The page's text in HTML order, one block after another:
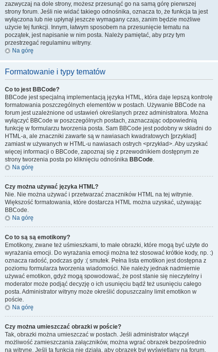
zazwyczaj na dole strony, możesz przesunąć go na samą górę pierwszej
strony forum. Jeśli nie widać takiego odnośnika, oznacza to, że funkcja ta jest
wyłączona lub nie upłynął jeszcze wymagany czas, zanim będzie możliwe
użycie tej funkcji. Innym, łatwym sposobem na przesunięcie tematu na
początek, jest napisanie w nim posta. Należy pamiętać, aby przy tym
przestrzegać regulaminu witryny.
Na górę
Formatowanie i typy tematów
Co to jest BBCode?
BBCode jest specjalną implementacją języka HTML, która daje lepszą kontrolę
formatowania poszczególnych elementów w postach. Używanie BBCode na
forum jest uzależnione od ustawień określanych przez administratora. Można
wyłączyć BBCode w poszczególnych postach, zaznaczając odpowiednią
funkcję w formularzu tworzenia posta. Sam BBCode jest podobny w składni do
HTML-a, ale znaczniki zawarte są w nawiasach kwadratowych [przykład]
zamiast w używanych w HTML-u nawiasach ostrych <przykład>. Aby uzyskać
więcej informacji o BBCode, zapoznaj się z przewodnikiem dostępnym ze
strony tworzenia posta po kliknięciu odnośnika BBCode.
Na górę
Czy można używać języka HTML?
Nie. Nie można używać i przetwarzać znaczników HTML na tej witrynie.
Większość formatowania, które dostarcza HTML można uzyskać, używając
BBCode.
Na górę
Co to są są emotikony?
Emotikony, zwane też uśmieszkami, to małe obrazki, które mogą być użyte do
wyrażania emocji. Do wyrażania emocji można też stosować krótkie kody, np. :)
oznacza radość, podczas gdy :( smutek. Pełna lista emotikon jest dostępna z
poziomu formularza tworzenia wiadomości. Nie należy jednak nadmiernie
używać emotikon, gdyż mogą spowodować, że post stanie się nieczytelny i
moderator może podjąć decyzję o ich usunięciu bądź też usunięciu całego
posta. Administrator witryny może określić dopuszczalny limit emotikon w
poście.
Na górę
Czy można umieszczać obrazki w poście?
Tak, obrazki można umieszczać w postach. Jeśli administrator włączył
możliwość zamieszczania załączników, można wgrać obrazek bezpośrednio
na witrynę. Jeśli ta funkcja nie działa, aby obrazek był wyświetlany na forum,